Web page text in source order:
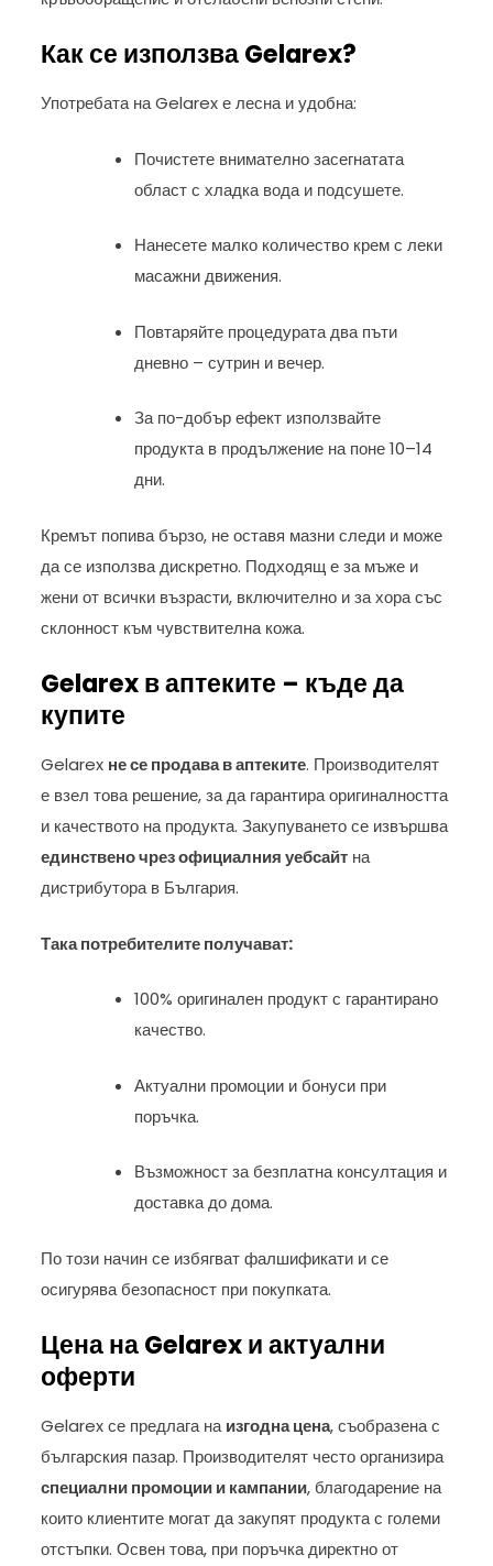
Как се използва Gelarex?
Употребата на Gelarex е лесна и удобна:
Почистете внимателно засегнатата
област с хладка вода и подсушете.
Нанесете малко количество крем с леки
масажни движения.
Повтаряйте процедурата два пъти
дневно – сутрин и вечер.
За по-добър ефект използвайте
продукта в продължение на поне 10–14
дни.
Кремът попива бързо, не оставя мазни следи и може
да се използва дискретно. Подходящ е за мъже и
жени от всички възрасти, включително и за хора със
склонност към чувствителна кожа.
Gelarex в аптеките – къде да
купите
Gelarex не се продава в аптеките. Производителят
е взел това решение, за да гарантира оригиналността
и качеството на продукта. Закупуването се извършва
единствено чрез официалния уебсайт на
дистрибутора в България.
Така потребителите получават:
100% оригинален продукт с гарантирано
качество.
Актуални промоции и бонуси при
поръчка.
Възможност за безплатна консултация и
доставка до дома.
По този начин се избягват фалшификати и се
осигурява безопасност при покупката.
Цена на Gelarex и актуални
оферти
Gelarex се предлага наизгодна цена, съобразена с
българския пазар. Производителят често организира
специални промоции и кампании, благодарение на
които клиентите могат да закупят продукта с големи
отстъпки. Освен това, при поръчка директно от